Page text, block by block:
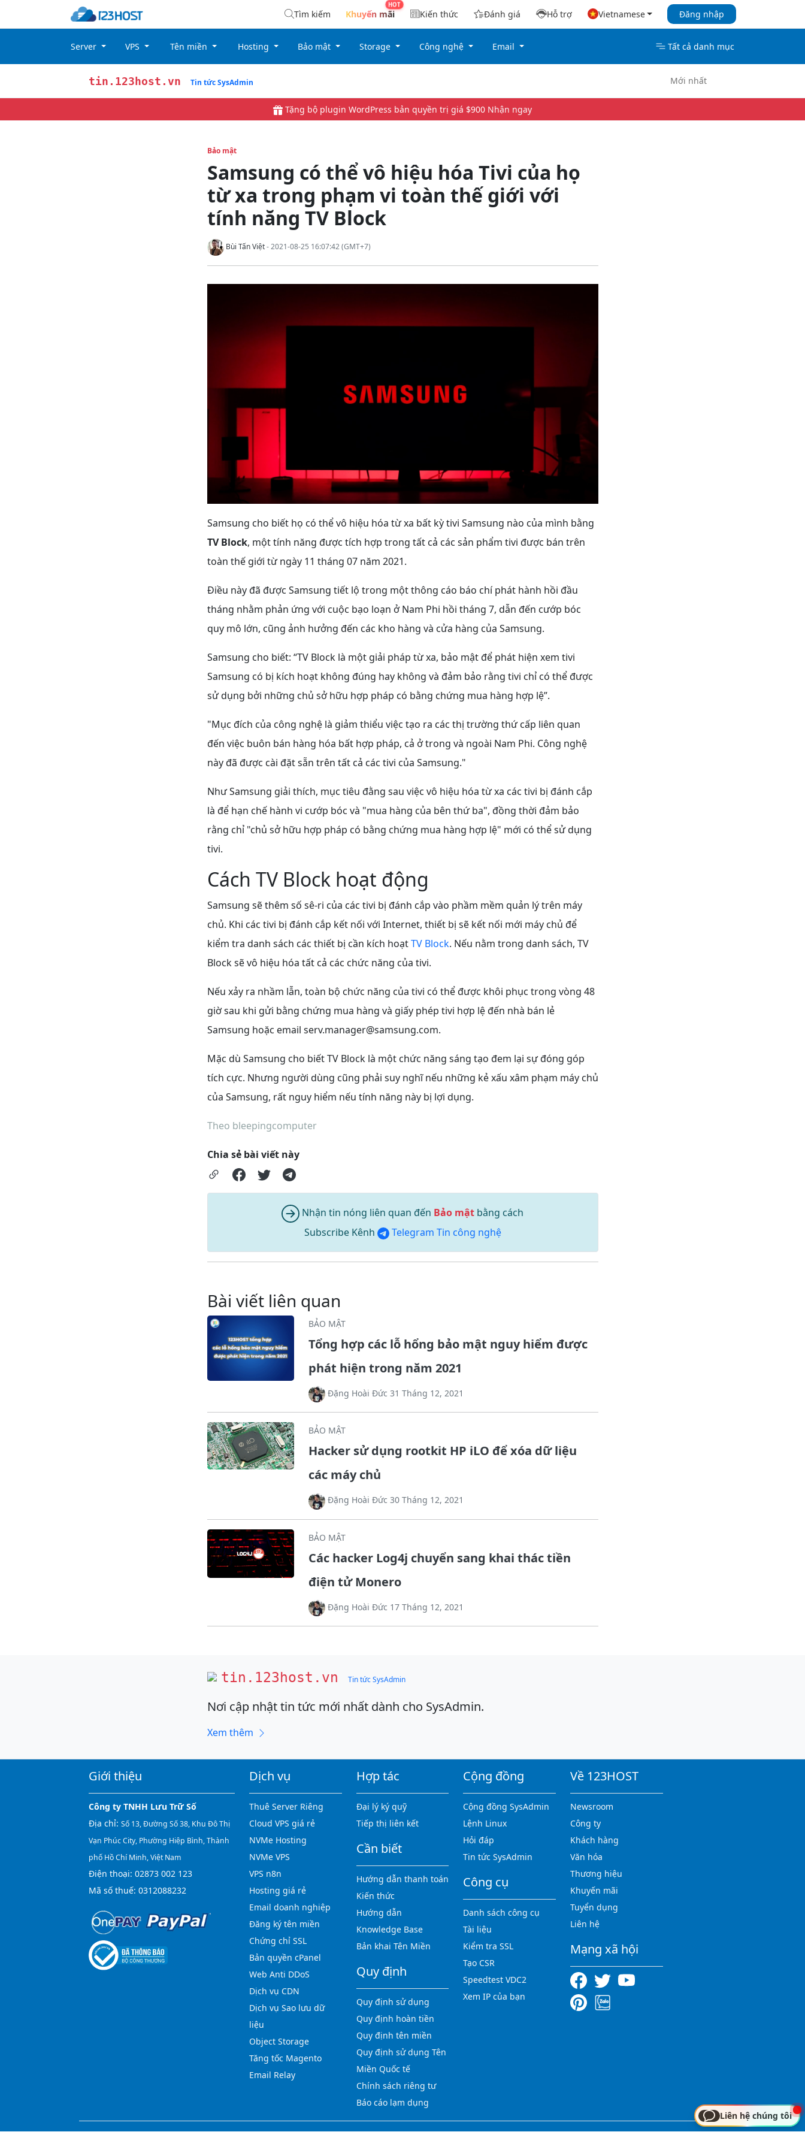
Tìm kiếm Khuyến mãi Kiến thức Đánh giá Hỗ trợ Vietnamese Đăng nhập
Server VPS Tên miền Hosting Bảo mật Storage Công nghệ Email Tất cả danh mục
tin.123host.vn Tin tức SysAdmin Mới nhất
Tặng bộ plugin WordPress bản quyền trị giá $900 Nhận ngay
Bảo mật
Samsung có thể vô hiệu hóa Tivi của họ
từ xa trong phạm vi toàn thế giới với
tính năng TV Block
Bùi Tấn Việt- 2021-08-25 16:07:42 (GMT+7)
Samsung cho biết họ có thể vô hiệu hóa từ xa bất kỳ tivi Samsung nào của mình bằng
TV Block, một tính năng được tích hợp trong tất cả các sản phẩm tivi được bán trên
toàn thế giới từ ngày 11 tháng 07 năm 2021.
Điều này đã được Samsung tiết lộ trong một thông cáo báo chí phát hành hồi đầu
tháng nhằm phản ứng với cuộc bạo loạn ở Nam Phi hồi tháng 7, dẫn đến cướp bóc
quy mô lớn, cũng ảnh hưởng đến các kho hàng và cửa hàng của Samsung.
Samsung cho biết: “TV Block là một giải pháp từ xa, bảo mật để phát hiện xem tivi
Samsung có bị kích hoạt không đúng hay không và đảm bảo rằng tivi chỉ có thể được
sử dụng bởi những chủ sở hữu hợp pháp có bằng chứng mua hàng hợp lệ”.
"Mục đích của công nghệ là giảm thiểu việc tạo ra các thị trường thứ cấp liên quan
đến việc buôn bán hàng hóa bất hợp pháp, cả ở trong và ngoài Nam Phi. Công nghệ
này đã được cài đặt sẵn trên tất cả các tivi của Samsung."
Như Samsung giải thích, mục tiêu đằng sau việc vô hiệu hóa từ xa các tivi bị đánh cắp
là để hạn chế hành vi cướp bóc và "mua hàng của bên thứ ba", đồng thời đảm bảo
rằng chỉ "chủ sở hữu hợp pháp có bằng chứng mua hàng hợp lệ" mới có thể sử dụng
tivi.
Cách TV Block hoạt động
Samsung sẽ thêm số sê-ri của các tivi bị đánh cắp vào phầm mềm quản lý trên máy
chủ. Khi các tivi bị đánh cắp kết nối với Internet, thiết bị sẽ kết nối mới máy chủ để
kiểm tra danh sách các thiết bị cần kích hoạtTV Block. Nếu nằm trong danh sách, TV
Block sẽ vô hiệu hóa tất cả các chức năng của tivi.
Nếu xảy ra nhầm lẫn, toàn bộ chức năng của tivi có thể được khôi phục trong vòng 48
giờ sau khi gửi bằng chứng mua hàng và giấy phép tivi hợp lệ đến nhà bán lẻ
Samsung hoặc email serv.manager@samsung.com.
Mặc dù Samsung cho biết TV Block là một chức năng sáng tạo đem lại sự đóng góp
tích cực. Nhưng người dùng cũng phải suy nghĩ nếu những kẻ xấu xâm phạm máy chủ
của Samsung, rất nguy hiểm nếu tính năng này bị lợi dụng.
Theo bleepingcomputer
Chia sẻ bài viết này
Nhận tin nóng liên quan đến Bảo mật bằng cách
Subscribe Kênh
Telegram Tin công nghệ
Bài viết liên quan
BẢO MẬT
Tổng hợp các lỗ hổng bảo mật nguy hiểm được
phát hiện trong năm 2021
Đặng Hoài Đức 31 Tháng 12, 2021
BẢO MẬT
Hacker sử dụng rootkit HP iLO để xóa dữ liệu
các máy chủ
Đặng Hoài Đức 30 Tháng 12, 2021
BẢO MẬT
Các hacker Log4j chuyển sang khai thác tiền
điện tử Monero
Đặng Hoài Đức 17 Tháng 12, 2021
tin.123host.vn Tin tức SysAdmin
Nơi cập nhật tin tức mới nhất dành cho SysAdmin.
Xem thêm
Giới thiệu
Công ty TNHH Lưu Trữ Số
Địa chỉ: Số 13, Đường Số 38, Khu Đô Thị
Vạn Phúc City, Phường Hiệp Bình, Thành
phố Hồ Chí Minh, Việt Nam
Điện thoại: 02873 002 123
Mã số thuế: 0312088232
Dịch vụ
Thuê Server Riêng
Cloud VPS giá rẻ
NVMe Hosting
NVMe VPS
VPS n8n
Hosting giá rẻ
Email doanh nghiệp
Đăng ký tên miền
Chứng chỉ SSL
Bản quyền cPanel
Web Anti DDoS
Dịch vụ CDN
Dịch vụ Sao lưu dữ
liệu
Object Storage
Tăng tốc Magento
Email Relay
Hợp tác
Đại lý ký quỹ
Tiếp thị liên kết
Cần biết
Hướng dẫn thanh toán
Kiến thức
Hướng dẫn
Knowledge Base
Bản khai Tên Miền
Quy định
Quy định sử dụng
Quy định hoàn tiền
Quy định tên miền
Quy định sử dụng Tên
Miền Quốc tế
Chính sách riêng tư
Báo cáo lạm dụng
Cộng đồng
Cộng đồng SysAdmin
Lệnh Linux
Hỏi đáp
Tin tức SysAdmin
Công cụ
Danh sách công cụ
Tài liệu
Kiểm tra SSL
Tạo CSR
Speedtest VDC2
Xem IP của bạn
Về 123HOST
Newsroom
Công ty
Khách hàng
Văn hóa
Thương hiệu
Khuyến mãi
Tuyển dụng
Liên hệ
Mạng xã hội
Liên hệ chúng tôi